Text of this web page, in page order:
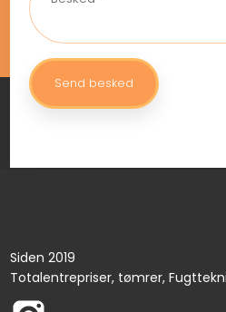
Siden 2019
Totalentrepriser, tømrer,